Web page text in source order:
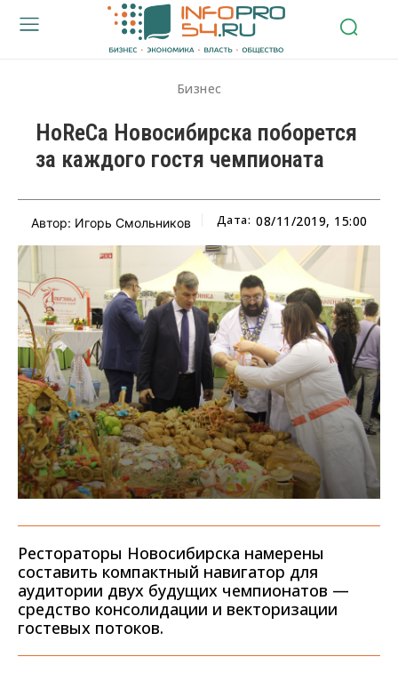
Бизнес
HoReCа Новосибирска поборется
за каждого гостя чемпионата
Автор: Игорь Смольников Дата: 08/11/2019, 15:00
Рестораторы Новосибирска намерены
составить компактный навигатор для
аудитории двух будущих чемпионатов —
средство консолидации и векторизации
гостевых потоков.